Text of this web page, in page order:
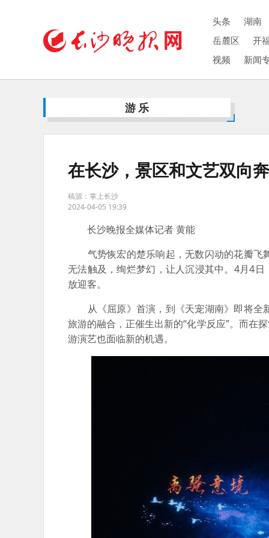
头条
湖南
岳麓区
开
视频
新闻
游乐
在长沙，景区和文艺双向
稿源：掌上长沙
2024-04-05 19:39
长沙晚报全媒体记者 黄能
气势恢宏的楚乐响起，无数闪动的花瓣飞
无法触及，绚烂梦幻，让人沉浸其中。4月4
放迎客。
从《屈原》首演，到《天宠湖南》即将全
旅游的融合，正催生出新的“化学反应”。而在
游演艺也面临新的机遇。